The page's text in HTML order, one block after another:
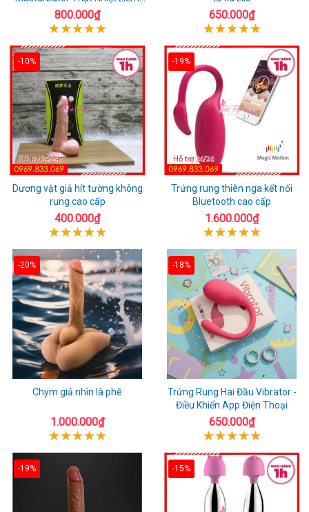
Rung
800.000₫ 650.000₫
-10%
Dương vật giả hít tường không
rung cao cấp
400.000₫
-19%
Trứng rung thiên nga kết nối
Bluetooth cao cấp
1.600.000₫
-20%
Chym giả nhìn là phê
1.000.000₫
-18%
Trứng Rung Hai Đầu Vibrator -
Điều Khiển App Điện Thoại
650.000₫
-19% -15%